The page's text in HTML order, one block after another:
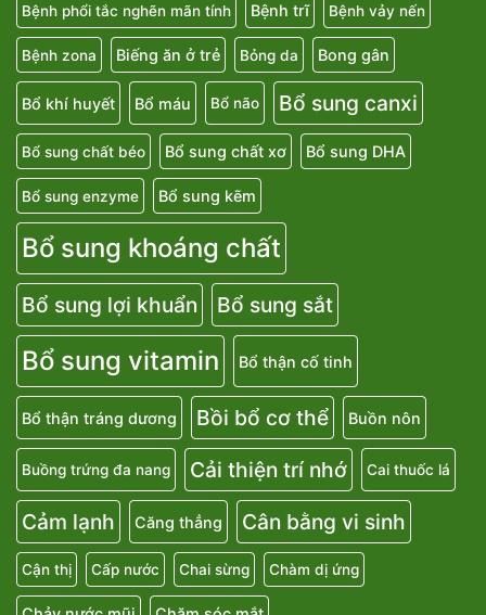
Bệnh phổi tắc nghẽn mãn tính Bệnh trĩ Bệnh vảy nến
Bệnh zona Biếng ăn ở trẻ Bỏng da Bong gân
Bổ khí huyết Bổ máu Bổ não Bổ sung canxi
Bổ sung chất béo Bổ sung chất xơ Bổ sung DHA
Bổ sung enzyme Bổ sung kẽm
Bổ sung khoáng chất
Bổ sung lợi khuẩn Bổ sung sắt
Bổ sung vitamin Bổ thận cố tinh
Bổ thận tráng dương Bồi bổ cơ thể Buồn nôn
Buồng trứng đa nang Cải thiện trí nhớ Cai thuốc lá
Cảm lạnh Căng thẳng Cân bằng vi sinh
Cận thị Cấp nước Chai sừng Chàm dị ứng